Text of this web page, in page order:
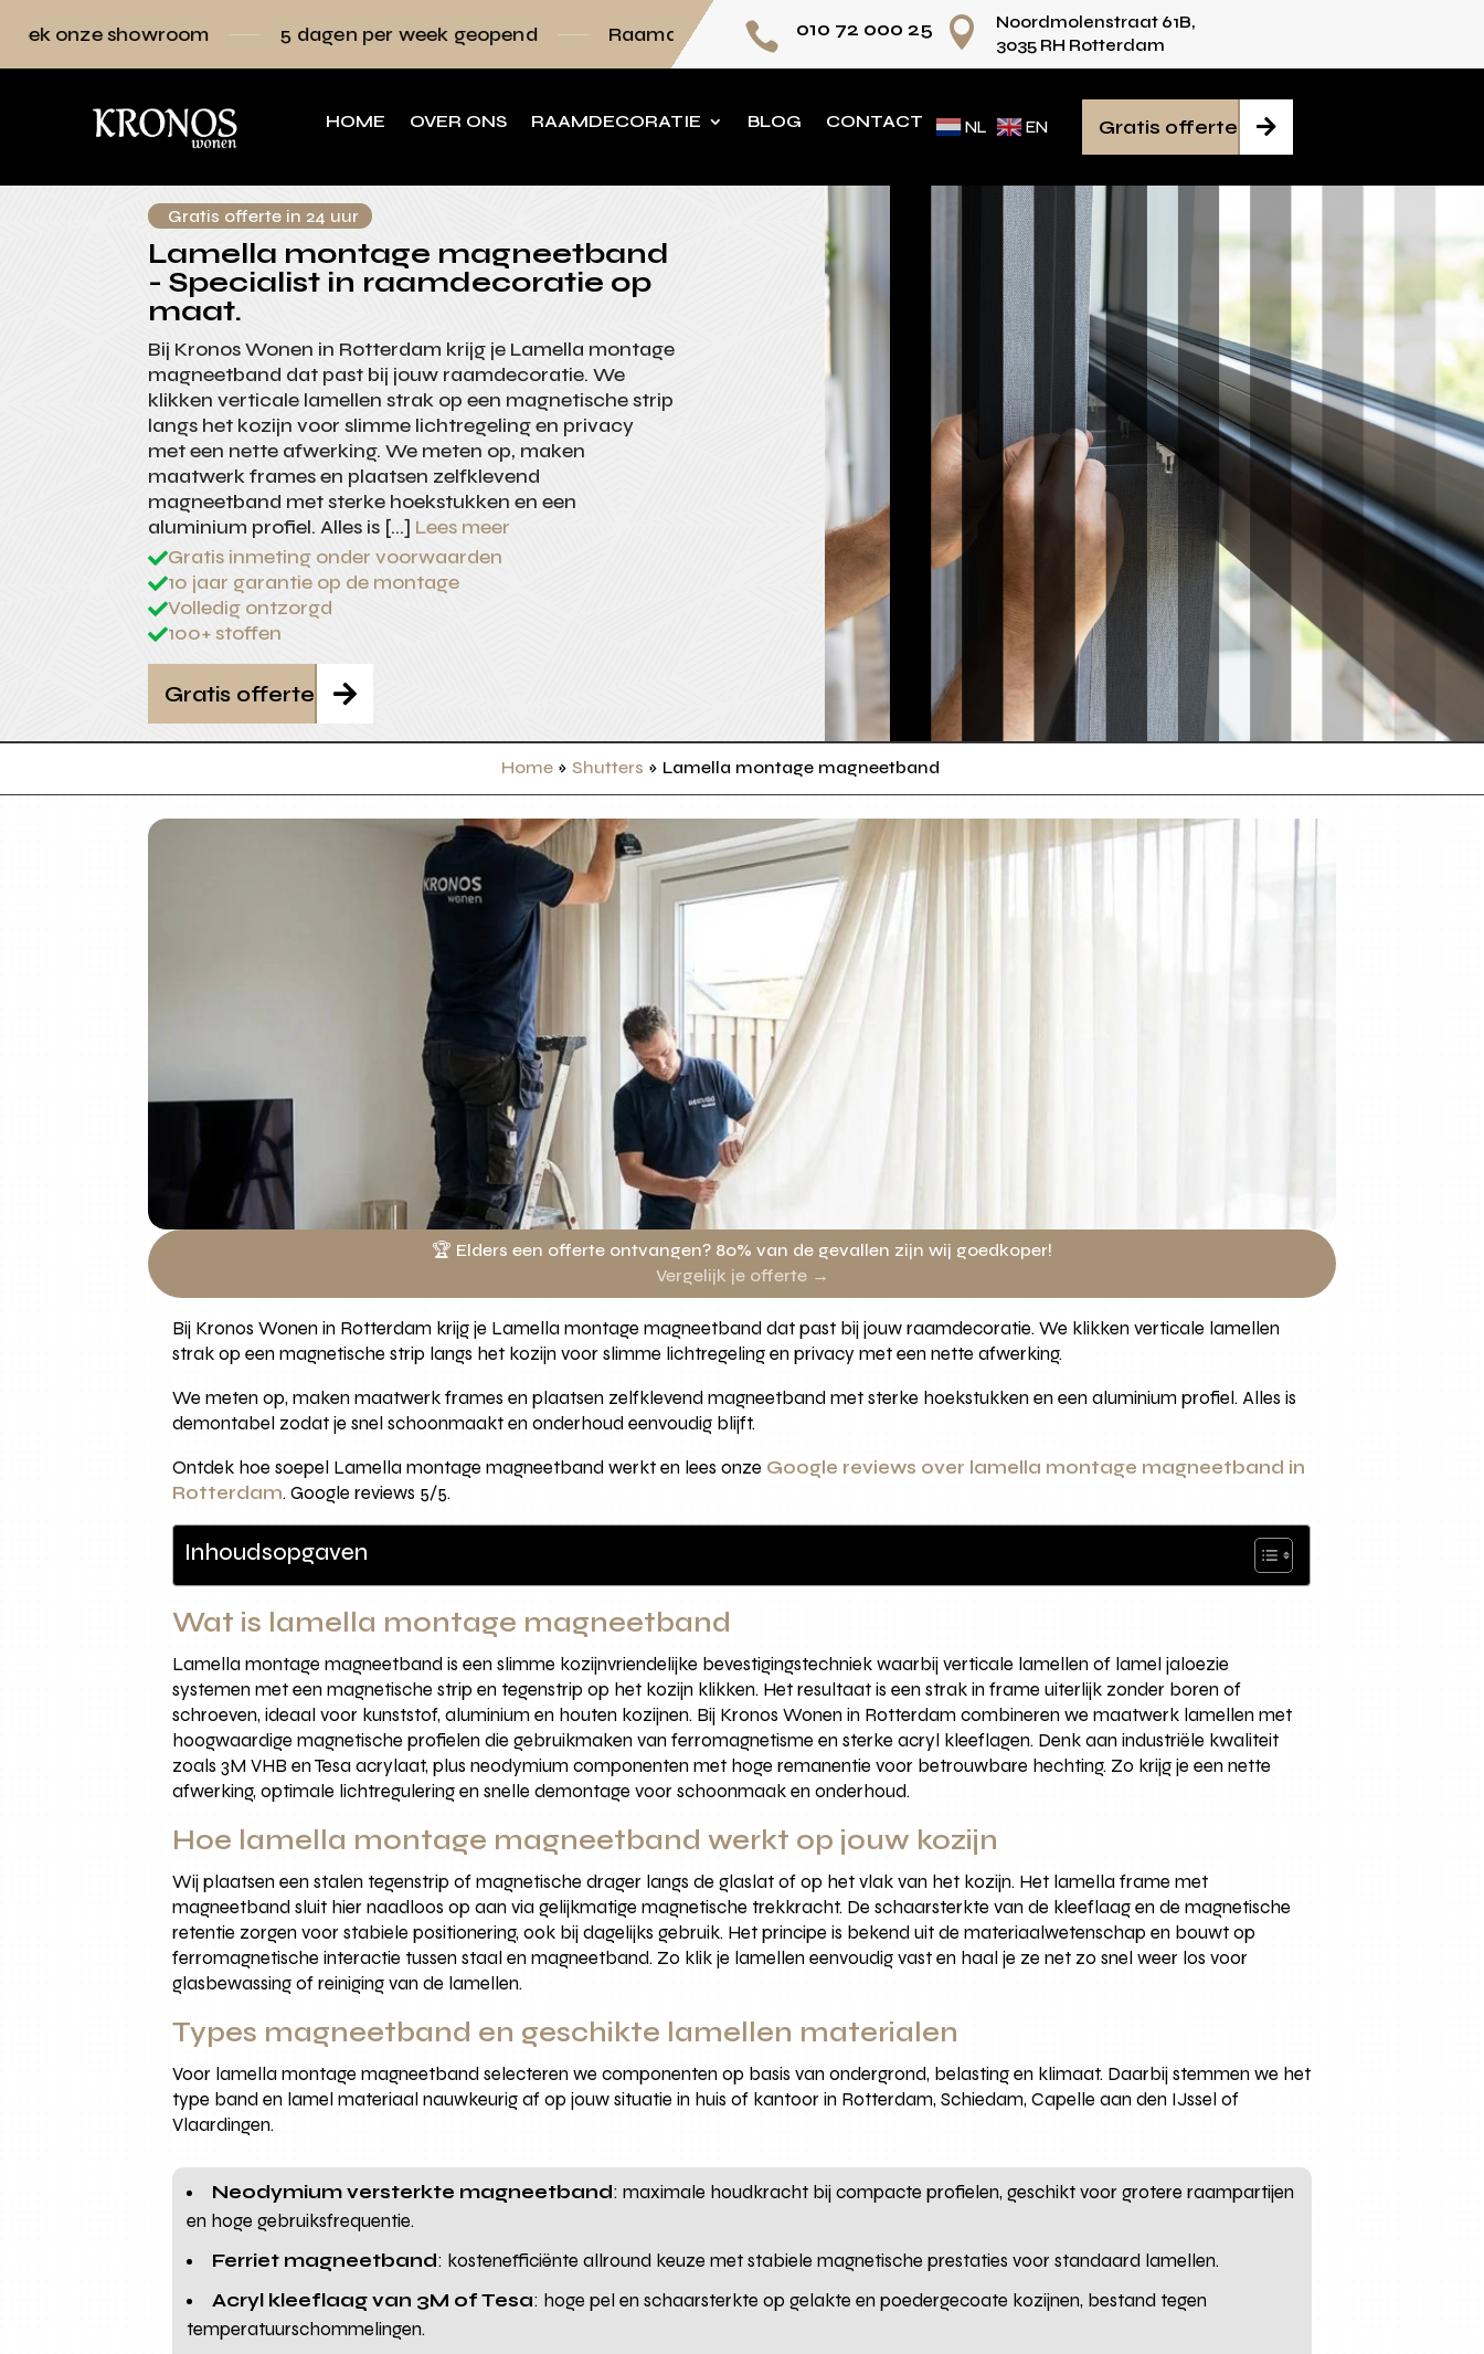
5 dagen per week geopend Raamdecoratie volledig op maat Persoonlijk advies voor iedere ruimte
 010 72 000 25 
Noordmolenstraat 61B,
3035 RH Rotterdam
HOME OVER ONS RAAMDECORATIE BLOG CONTACT NL EN 
Gratis offerte
Gratis offerte in 24 uur
Lamella montage magneetband
- Specialist in raamdecoratie op
maat.
Bij Kronos Wonen in Rotterdam krijg je Lamella montage
magneetband dat past bij jouw raamdecoratie. We
klikken verticale lamellen strak op een magnetische strip
langs het kozijn voor slimme lichtregeling en privacy
met een nette afwerking. We meten op, maken
maatwerk frames en plaatsen zelfklevend
magneetband met sterke hoekstukken en een
aluminium profiel. Alles is […] Lees meer
Gratis inmeting onder voorwaarden
10 jaar garantie op de montage
Volledig ontzorgd
100+ stoffen

Gratis offerte
Home» Shutters » Lamella montage magneetband
🏆 Elders een offerte ontvangen? 80% van de gevallen zijn wij goedkoper!
Vergelijk je offerte →
Bij Kronos Wonen in Rotterdam krijg je Lamella montage magneetband dat past bij jouw raamdecoratie. We klikken verticale lamellen
strak op een magnetische strip langs het kozijn voor slimme lichtregeling en privacy met een nette afwerking.
We meten op, maken maatwerk frames en plaatsen zelfklevend magneetband met sterke hoekstukken en een aluminium profiel. Alles is
demontabel zodat je snel schoonmaakt en onderhoud eenvoudig blijft.
Ontdek hoe soepel Lamella montage magneetband werkt en lees onze Google reviews over lamella montage magneetband in
Rotterdam. Google reviews 5/5.
Inhoudsopgaven
Wat is lamella montage magneetband
Lamella montage magneetband is een slimme kozijnvriendelijke bevestigingstechniek waarbij verticale lamellen of lamel jaloezie
systemen met een magnetische strip en tegenstrip op het kozijn klikken. Het resultaat is een strak in frame uiterlijk zonder boren of
schroeven, ideaal voor kunststof, aluminium en houten kozijnen. Bij Kronos Wonen in Rotterdam combineren we maatwerk lamellen met
hoogwaardige magnetische profielen die gebruikmaken van ferromagnetisme en sterke acryl kleeflagen. Denk aan industriële kwaliteit
zoals 3M VHB en Tesa acrylaat, plus neodymium componenten met hoge remanentie voor betrouwbare hechting. Zo krijg je een nette
afwerking, optimale lichtregulering en snelle demontage voor schoonmaak en onderhoud.
Hoe lamella montage magneetband werkt op jouw kozijn
Wij plaatsen een stalen tegenstrip of magnetische drager langs de glaslat of op het vlak van het kozijn. Het lamella frame met
magneetband sluit hier naadloos op aan via gelijkmatige magnetische trekkracht. De schaarsterkte van de kleeflaag en de magnetische
retentie zorgen voor stabiele positionering, ook bij dagelijks gebruik. Het principe is bekend uit de materiaalwetenschap en bouwt op
ferromagnetische interactie tussen staal en magneetband. Zo klik je lamellen eenvoudig vast en haal je ze net zo snel weer los voor
glasbewassing of reiniging van de lamellen.
Types magneetband en geschikte lamellen materialen
Voor lamella montage magneetband selecteren we componenten op basis van ondergrond, belasting en klimaat. Daarbij stemmen we het
type band en lamel materiaal nauwkeurig af op jouw situatie in huis of kantoor in Rotterdam, Schiedam, Capelle aan den IJssel of
Vlaardingen.
Neodymium versterkte magneetband: maximale houdkracht bij compacte profielen, geschikt voor grotere raampartijen
en hoge gebruiksfrequentie.
Ferriet magneetband: kostenefficiënte allround keuze met stabiele magnetische prestaties voor standaard lamellen.
Acryl kleeflaag van 3M of Tesa: hoge pel en schaarsterkte op gelakte en poedergecoate kozijnen, bestand tegen
temperatuurschommelingen.